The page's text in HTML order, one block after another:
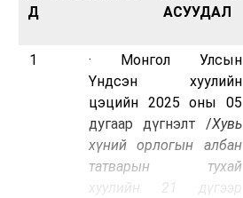
Д
АСУУДАЛ
1
· Монгол Улсын
Үндсэн хуулийн
цэцийн 2025 оны 05
дугаар дүгнэлт /Хувь
хүний орлогын албан
татварын тухай
хуулийн 21 дүгээр